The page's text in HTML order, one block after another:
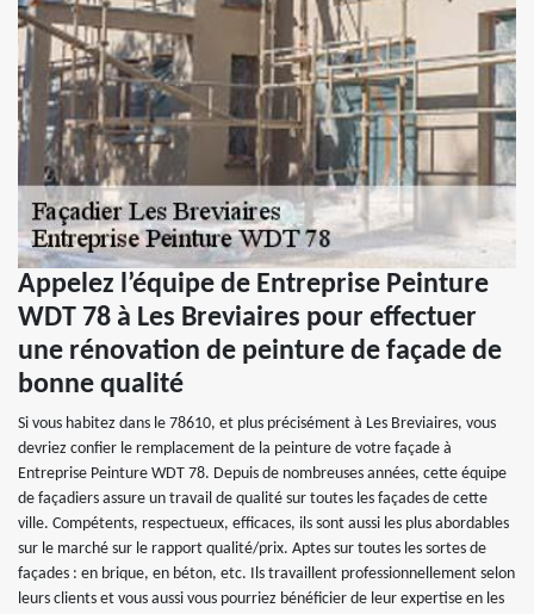
Appelez l’équipe de Entreprise Peinture
WDT 78 à Les Breviaires pour effectuer
une rénovation de peinture de façade de
bonne qualité
Si vous habitez dans le 78610, et plus précisément à Les Breviaires, vous
devriez confier le remplacement de la peinture de votre façade à
Entreprise Peinture WDT 78. Depuis de nombreuses années, cette équipe
de façadiers assure un travail de qualité sur toutes les façades de cette
ville. Compétents, respectueux, efficaces, ils sont aussi les plus abordables
sur le marché sur le rapport qualité/prix. Aptes sur toutes les sortes de
façades : en brique, en béton, etc. Ils travaillent professionnellement selon
leurs clients et vous aussi vous pourriez bénéficier de leur expertise en les